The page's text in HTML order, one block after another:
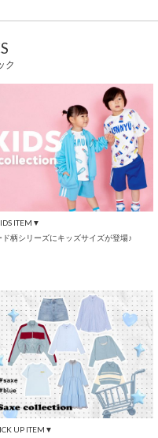
ク
ITEM▼
ド柄シリーズにキッズサイズが登場♪
UP ITEM▼